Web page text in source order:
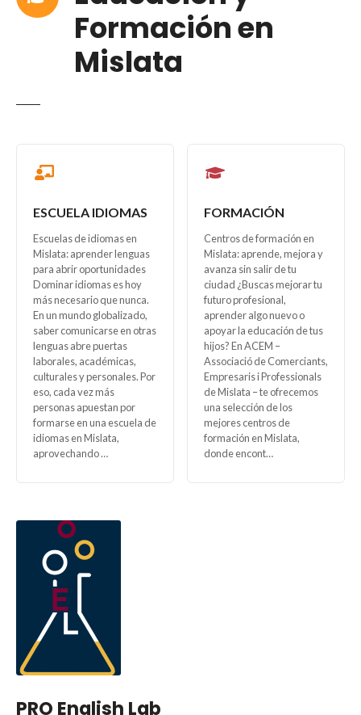
Formación en
Mislata
ESCUELA IDIOMAS
Escuelas de idiomas en
Mislata: aprender lenguas
para abrir oportunidades
Dominar idiomas es hoy
más necesario que nunca.
En un mundo globalizado,
saber comunicarse en otras
lenguas abre puertas
laborales, académicas,
culturales y personales. Por
eso, cada vez más
personas apuestan por
formarse en una escuela de
idiomas en Mislata,
aprovechando …
FORMACIÓN
Centros de formación en
Mislata: aprende, mejora y
avanza sin salir de tu
ciudad ¿Buscas mejorar tu
futuro profesional,
aprender algo nuevo o
apoyar la educación de tus
hijos? En ACEM –
Associació de Comerciants,
Empresaris i Professionals
de Mislata – te ofrecemos
una selección de los
mejores centros de
formación en Mislata,
donde encont…
PRO English Lab